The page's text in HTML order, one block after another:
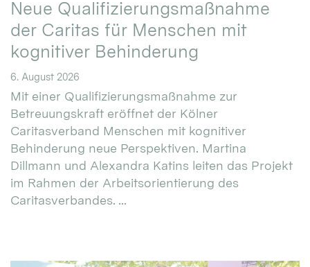
Neue Qualifizierungsmaßnahme
der Caritas für Menschen mit
kognitiver Behinderung
6. August 2026
Mit einer Qualifizierungsmaßnahme zur
Betreuungskraft eröffnet der Kölner
Caritasverband Menschen mit kognitiver
Behinderung neue Perspektiven. Martina
Dillmann und Alexandra Katins leiten das Projekt
im Rahmen der Arbeitsorientierung des
Caritasverbandes. ...